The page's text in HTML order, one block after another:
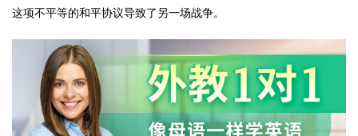
这项不平等的和平协议导致了另一场战争。